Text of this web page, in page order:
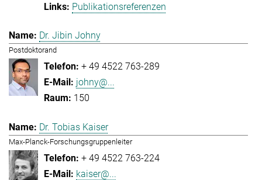
Publikationsreferenzen
Dr. Jibin Johny
Postdoktorand
+ 49 4522 763-289
johny@...
150
Dr. Tobias Kaiser
Max-Planck-Forschungsgruppenleiter
+ 49 4522 763-224
kaiser@...